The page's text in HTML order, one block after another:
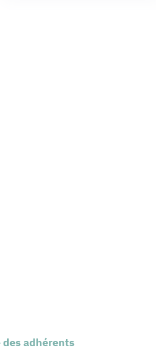
adhérents